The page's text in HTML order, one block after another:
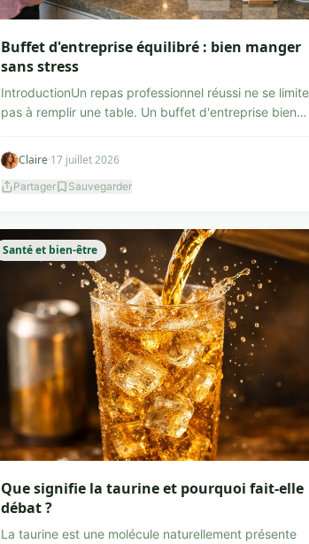
Buffet d'entreprise équilibré : bien manger
sans stress
IntroductionUn repas professionnel réussi ne se limite
pas à remplir une table. Un buffet d'entreprise bien
Claire·17 juillet 2026
Partager Sauvegarder
Santé et bien-être
Que signifie la taurine et pourquoi fait-elle
débat ?
La taurine est une molécule naturellement présente